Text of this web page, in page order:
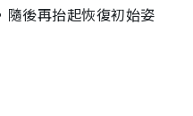
隨後再抬起恢復初始姿